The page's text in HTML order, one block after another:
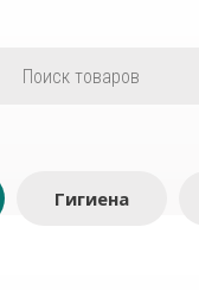
Гигиена